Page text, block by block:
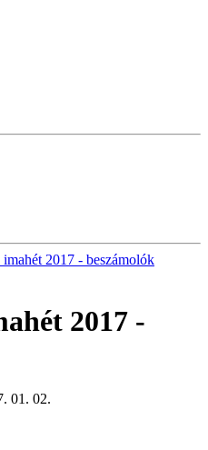
2017 - beszámolók
2017 -
01. 02.